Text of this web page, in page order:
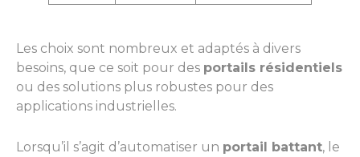
Les choix sont nombreux et adaptés à divers
besoins, que ce soit pour des portails résidentiels
ou des solutions plus robustes pour des
applications industrielles.
Lorsqu’il s’agit d’automatiser un portail battant, le